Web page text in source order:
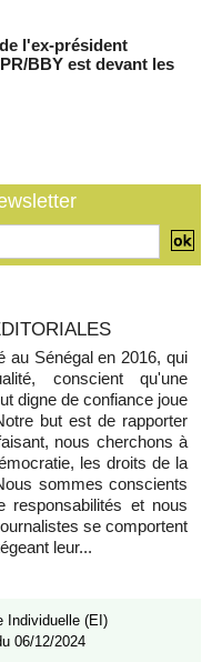
ont été
Sao Tomé-et-Principe à
l'ex-président
BBY est devant les
au Sénégal en 2016, qui
conscient qu'une
digne de confiance joue
but est de rapporter
nous cherchons à
les droits de la
sommes conscients
responsabilités et nous
se comportent
leur...
Individuelle (EI)
06/12/2024